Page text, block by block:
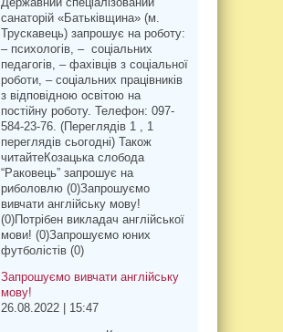
санаторій «Батьківщина» (м.
Трускавець) запрошує на роботу:
– психологів, – соціальних
педагогів, – фахівців з соціальної
роботи, – соціальних працівників
з відповідною освітою на
постійну роботу. Телефон: 097-
584-23-76. (Переглядів 1 , 1
переглядів сьогодні) Також
читайтеКозацька слобода
“Раковець” запрошує на
риболовлю (0)Запрошуємо
вивчати англійську мову!
(0)Потрібен викладач англійської
мови! (0)Запрошуємо юних
футболістів (0)
Запрошуємо вивчати англійську
мову!
26.08.2022 | 15:47